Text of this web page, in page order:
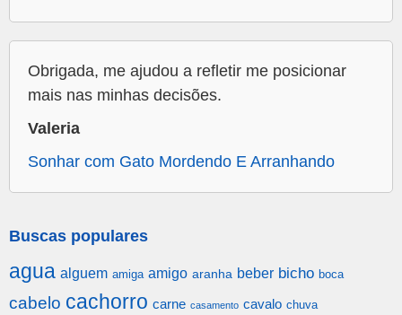
Obrigada, me ajudou a refletir me posicionar
mais nas minhas decisões.
Valeria
Sonhar com Gato Mordendo E Arranhando
Buscas populares
agua alguem amiga amigo aranha beber bicho boca
cabelo cachorro carne casamento cavalo chuva